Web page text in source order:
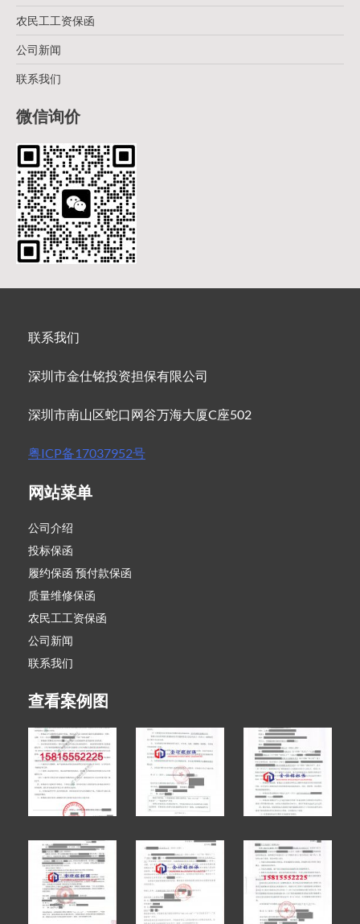
农民工工资保函
公司新闻
联系我们
微信询价
联系我们
深圳市金仕铭投资担保有限公司
深圳市南山区蛇口网谷万海大厦C座502
粤ICP备17037952号
网站菜单
公司介绍
投标保函
履约保函 预付款保函
质量维修保函
农民工工资保函
公司新闻
联系我们
查看案例图